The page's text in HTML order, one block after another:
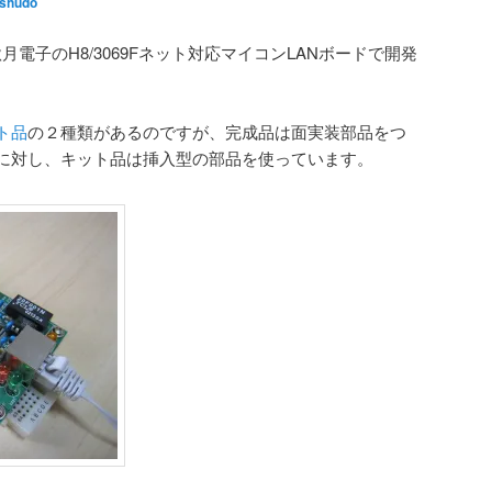
電子のH8/3069Fネット対応マイコンLANボードで開発
品の２種類があるのですが、完成品は面実装部品をつ
し、キット品は挿入型の部品を使っています。